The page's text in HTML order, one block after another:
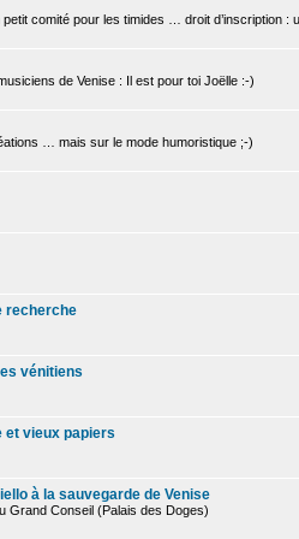
comité pour les timides … droit d’inscription :
de Venise : Il est pour toi Joëlle :-)
… mais sur le mode humoristique ;-)
recherche
vénitiens
et vieux papiers
à la sauvegarde de Venise
Grand Conseil (Palais des Doges)